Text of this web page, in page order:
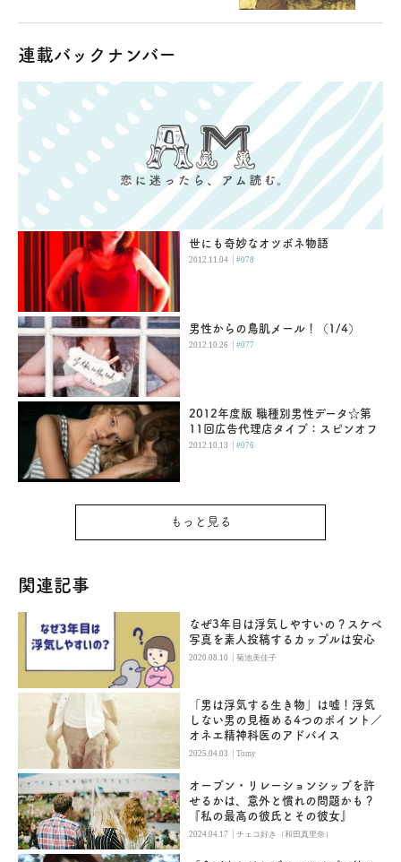
連載バックナンバー
世にも奇妙なオツボネ物語
2012.11.04 |#078
男性からの鳥肌メール！（1/4）
2012.10.26 |#077
2012年度版 職種別男性データ☆第
11回広告代理店タイプ：スピンオフ
2012.10.13 |#076
もっと見る
関連記事
なぜ3年目は浮気しやすいの？スケベ
写真を素人投稿するカップルは安心
2020.08.10 |菊池美佳子
「男は浮気する生き物」は嘘！浮気
しない男の見極める4つのポイント／
オネエ精神科医のアドバイス
2025.04.03 |Tomy
オープン・リレーションシップを許
せるかは、意外と慣れの問題かも？
『私の最高の彼氏とその彼女』
2024.04.17 |チェコ好き（和田真里奈）